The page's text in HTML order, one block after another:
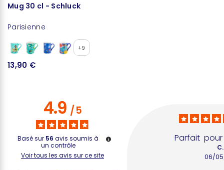
Mug 30 cl - Schluck
Parisienne
+9
13,90 €
4.9/5
Basé sur 56 avis soumis à
un contrôle
Voir tous les avis sur ce site
Parfait
06/